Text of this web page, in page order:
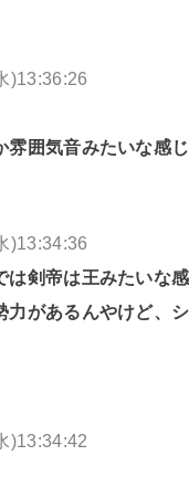
)13:36:26
雰囲気音みたいな感
)13:34:36
は剣帝は王みたいな感
力があるんやけど、
)13:34:42